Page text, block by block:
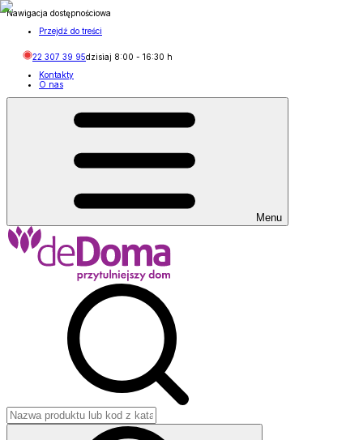
Nawigacja dostępnościowa
Przejdź do treści
22 307 39 95dzisiaj 8:00 - 16:30 h
Kontakty
O nas
Menu